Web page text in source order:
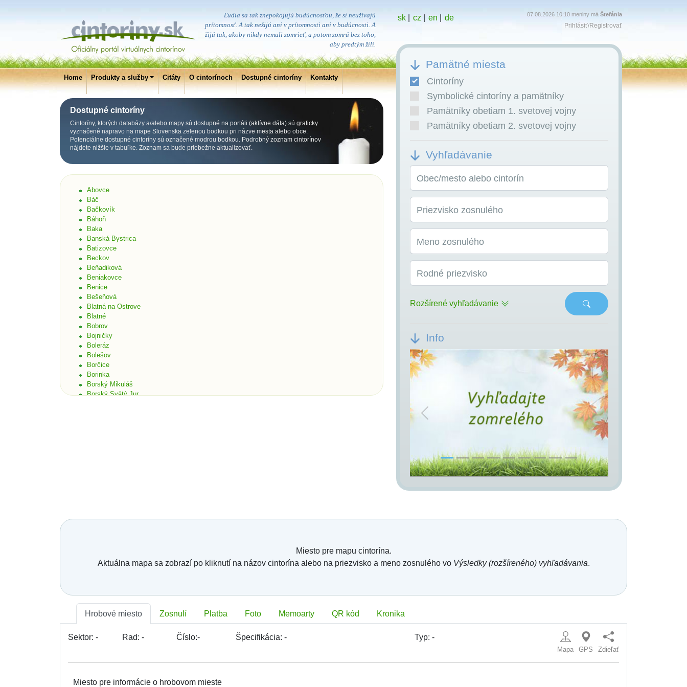
Ľudia sa tak znepokojujú budúcnosťou, že si neužívajú
prítomnosť. A tak nežijú ani v prítomnosti ani v budúcnosti. A
žijú tak, akoby nikdy nemali zomrieť, a potom zomrú bez toho,
aby predtým žili.
Home Produkty a služby Citáty O cintorínoch Dostupné cintoríny Kontakty
Dostupné cintoríny
Cintoríny, ktorých databázy a/alebo mapy sú dostupné na portáli (aktívne dáta) sú graficky
vyznačené napravo na mape Slovenska zelenou bodkou pri názve mesta alebo obce.
Potenciálne dostupné cintoríny sú označené modrou bodkou. Podrobný zoznam cintorínov
nájdete nižšie v tabuľke. Zoznam sa bude priebežne aktualizovať.
sk| cz en de 07.08.2026 10:10 meniny má Štefánia
Prihlásiť/Registrovať
Pamätné miesta
Cintoríny
Symbolické cintoríny a pamätníky
Pamätníky obetiam 1. svetovej vojny
Pamätníky obetiam 2. svetovej vojny
Vyhľadávanie
Obec/mesto alebo cintorín
Priezvisko zosnulého
Meno zosnulého
Rodné priezvisko
Rozšírené vyhľadávanie
Info
Previous Next
Abovce
Báč
Bačkovík
Báhoň
Baka
Banská Bystrica
Batizovce
Beckov
Beňadiková
Beniakovce
Benice
Bešeňová
Blatná na Ostrove
Blatné
Bobrov
Bojničky
Boleráz
Bolešov
Borčice
Borinka
Borský Mikuláš
Borský Svätý Jur
Bratislava - Staré Mesto
Brekov
Budmerice
Bukovec okr. Košice
Buzica
Čachtice
Miesto pre mapu cintorína.
Aktuálna mapa sa zobrazí po kliknutí na názov cintorína alebo na priezvisko a meno zosnulého vo Výsledky (rozšíreného) vyhľadávania.
Hrobové miesto Zosnulí Platba Foto Memoarty QR kód Kronika
Sektor: - Rad:- Číslo:- Špecifikácia:- Typ: -
Mapa GPS Zdieľať
Miesto pre informácie o hrobovom mieste